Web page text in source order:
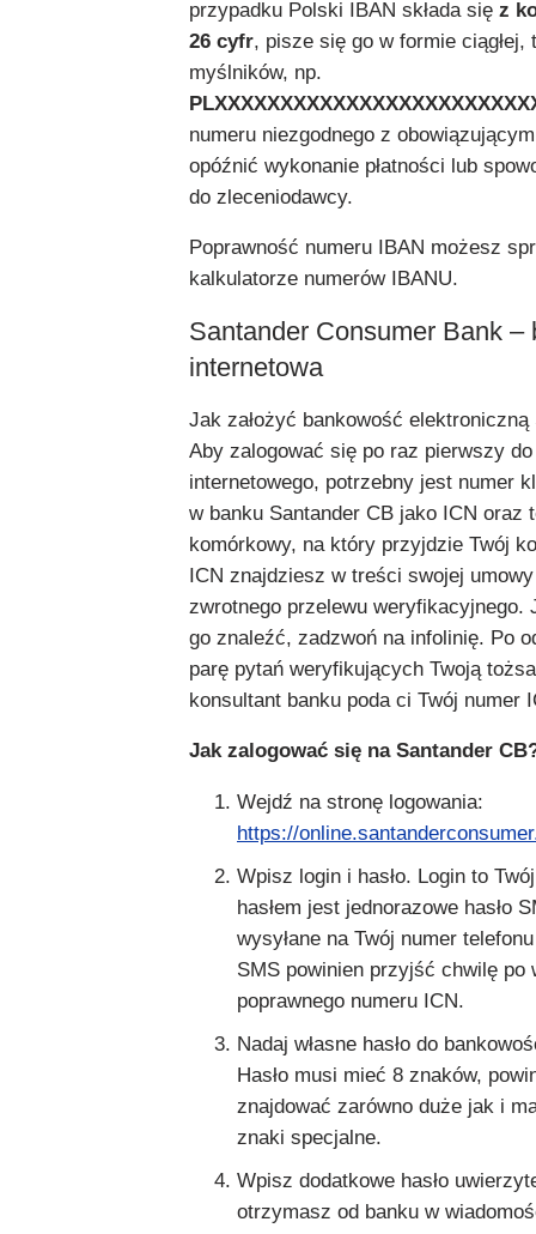
przypadku Polski IBAN składa się z
26 cyfr, pisze się go w formie
myślników, np.
numeru niezgodnego z
opóźnić wykonanie płatności lub
do zleceniodawcy.
Poprawność numeru IBAN możesz
kalkulatorze numerów IBANU.
Santander Consumer Bank –
internetowa
Jak założyć bankowość elektroniczną
Aby zalogować się po raz pierwszy
internetowego, potrzebny jest numer
w banku Santander CB jako ICN oraz
komórkowy, na który przyjdzie Twój
ICN znajdziesz w treści swojej
zwrotnego przelewu weryfikacyjnego.
go znaleźć, zadzwoń na infolinię. Po
parę pytań weryfikujących Twoją
konsultant banku poda ci Twój numer
Jak zalogować się na Santander
Wejdź na stronę logowania:
https://
Wpisz login i hasło. Login to
hasłem jest jednorazowe hasło
wysyłane na Twój numer
SMS powinien przyjść chwilę po
poprawnego numeru ICN.
Nadaj własne hasło do
Hasło musi mieć 8 znaków,
znajdować zarówno duże jak i
znaki specjalne.
Wpisz dodatkowe hasło
otrzymasz od banku w